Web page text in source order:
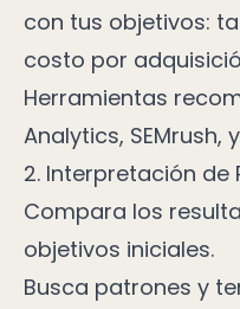
con tus objetivos:
costo por
Herramientas
Analytics, SEMrush,
2. Interpretación de
Compara los
objetivos iniciales.
Busca patrones y